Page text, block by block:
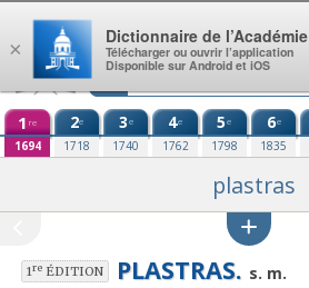
Aller au contenu
1 re
1694
2e
1718
3e
1740
4e
1762
5e
1798
6e
1835
plastras
1reÉDITION PLASTRAS. s. m.
×
Dictionnaire de l’Académie
Télécharger ou ouvrir l’application
Disponible sur Android et iOS